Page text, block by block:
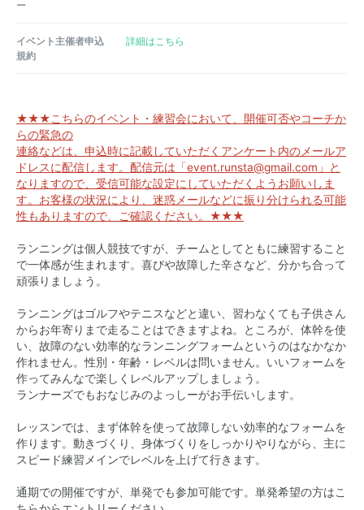
ー
イベント主催者申込
規約
詳細はこちら
★★★こちらのイベント・練習会において、開催可否やコーチか
らの緊急の
連絡などは、申込時に記載していただくアンケート内のメールア
ドレスに配信します。配信元は「event.runsta@gmail.com」と
なりますので、受信可能な設定にしていただくようお願いしま
す。お客様の状況により、迷惑メールなどに振り分けられる可能
性もありますので、ご確認ください。★★★
ランニングは個人競技ですが、チームとしてともに練習すること
で一体感が生まれます。喜びや故障した辛さなど、分かち合って
頑張りましょう。
ランニングはゴルフやテニスなどと違い、習わなくても子供さん
からお年寄りまで走ることはできますよね。ところが、体幹を使
い、故障のない効率的なランニングフォームというのはなかなか
作れません。性別・年齢・レベルは問いません。いいフォームを
作ってみんなで楽しくレベルアップしましょう。
ランナーズでもおなじみのよっしーがお手伝いします。
レッスンでは、まず体幹を使って故障しない効率的なフォームを
作ります。動きづくり、身体づくりをしっかりやりながら、主に
スピード練習メインでレベルを上げて行きます。
通期での開催ですが、単発でも参加可能です。単発希望の方はこ